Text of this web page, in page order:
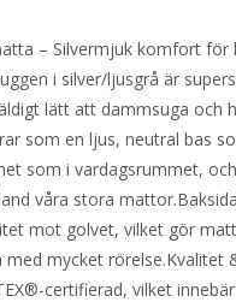
– Silvermjuk komfort för
i silver/ljusgrå är
lätt att dammsuga och
som en ljus, neutral bas
som i vardagsrummet,
våra stora
mot golvet, vilket gör
mycket rörelse.Kvalitet
certifierad, vilket